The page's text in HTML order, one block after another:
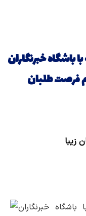
باشگاه خبرنگاران
فرصت طلبان
زیبا